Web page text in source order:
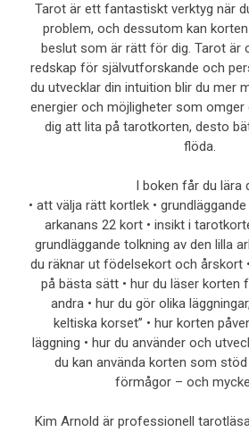
Tarot är ett fantastiskt verktyg när
problem, och dessutom kan
beslut som är rätt för dig. Tarot är
redskap för självutforskande och
du utvecklar din intuition blir du mer
energier och möjligheter som omger
dig att lita på tarotkorten, desto
flöda.
I boken får du lära
• att välja rätt kortlek •
arkanans 22 kort • insikt i
grundläggande tolkning av den lilla
du räknar ut födelsekort och årskort
på bästa sätt • hur du läser korten
andra • hur du gör olika
keltiska korset” • hur korten
läggning • hur du använder och
du kan använda korten som
förmågor – och
Kim Arnold är professionell